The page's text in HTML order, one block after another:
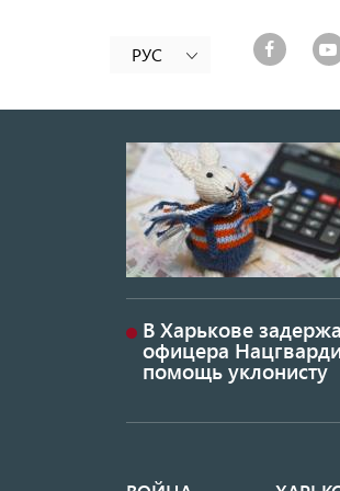
РУС
В Харькове
офицера
помощь уклонисту